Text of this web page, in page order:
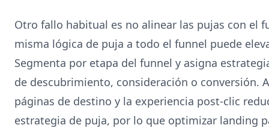
Otro fallo habitual es no alinear las pujas con el
misma lógica de puja a todo el funnel puede
Segmenta por etapa del funnel y asigna
de descubrimiento, consideración o conversión.
páginas de destino y la experiencia post-clic
estrategia de puja, por lo que optimizar landing